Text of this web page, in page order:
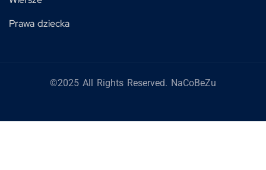
Prawa dziecka
©2025 All Rights Reserved. NaCoBeZu